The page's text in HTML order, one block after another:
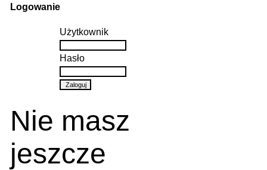
Logowanie
Użytkownik
Hasło
Nie masz
jeszcze